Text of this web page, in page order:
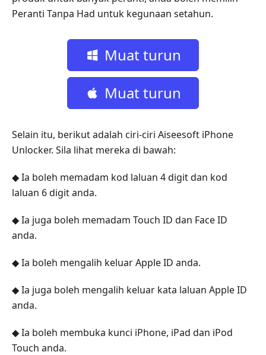
Peranti Tanpa Had untuk kegunaan setahun.
Muat turun
percuma
Muat turun
Selain itu, berikut adalah ciri-ciri Aiseesoft iPhone
Unlocker. Sila lihat mereka di bawah:
◆ Ia boleh memadam kod laluan 4 digit dan kod
laluan 6 digit anda.
◆ Ia juga boleh memadam Touch ID dan Face ID
anda.
◆ Ia boleh mengalih keluar Apple ID anda.
◆ Ia juga boleh mengalih keluar kata laluan Apple ID
anda.
◆ Ia boleh membuka kunci iPhone, iPad dan iPod
Touch anda.